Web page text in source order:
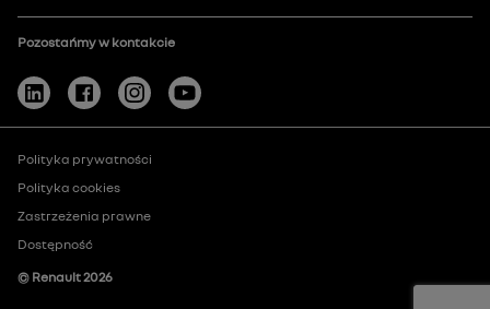
Pozostańmy w kontakcie
Polityka prywatności
Polityka cookies
Zastrzeżenia prawne
Dostępność
© Renault2026